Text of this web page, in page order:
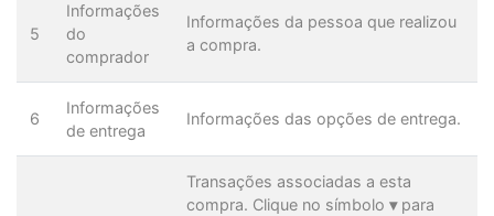
5
Informações
do
comprador
Informações da pessoa que realizou
a compra.
6
Informações
de entrega
Informações das opções de entrega.
Transações associadas a esta
compra. Clique no símbolo ▾para